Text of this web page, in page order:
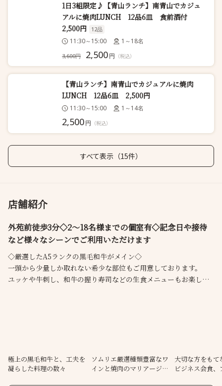
1日3組限定♪【青山ランチ】南青山でカジュ
アルに焼肉LUNCH 12品6皿 食前酒付
2,500円
12品
11:30～15:00 1～18名
3,600円 2,500円 （税込）
【青山ランチ】南青山でカジュアルに焼肉
LUNCH 12品6皿 2,500円
11:30～15:00 1～14名
2,500円 （税込）
すべて表示（15件）
店舗紹介
外苑前徒歩3分◇2～18名様までの個室有◇記念日や接待
など様々なシーンでご利用いただけます
◇厳選したA5ランクの黒毛和牛がメイン◇
一頭から少量しか取れない希少な部位もご用意しております。
ユッケや牛刺し、和牛の握り寿司などの生食メニューもお楽しみ
めのプランも多数ご用意しております。
極上の黒毛和牛と、工夫を
凝らした料理の数々
ソムリエ厳選種類豊富なワ
インと焼肉のマリアージュ
大切な方をもて
ビジネス会食